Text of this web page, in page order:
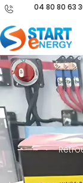
04 80 80 63